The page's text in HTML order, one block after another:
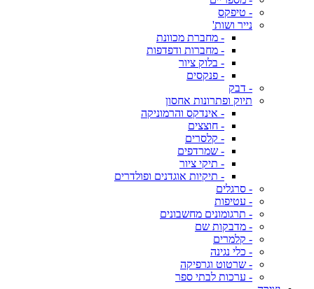
- טיפקס
נייר ושות'
- מחברת מכוונת
- מחברות ודפדפות
- בלוק ציור
- פנקסים
- דבק
תיוק ופתרונות אחסון
- אינדקס והרמוניקה
- חוצצים
- קלסרים
- שמרדפים
- תיקי ציור
- תיקיות אוגדנים ופולדרים
- סרגלים
- עטיפות
- תרגומונים מחשבונים
- מדבקות שם
- קלמרים
- כלי נגינה
- שרטוט וגרפיקה
- ערכות לבתי ספר